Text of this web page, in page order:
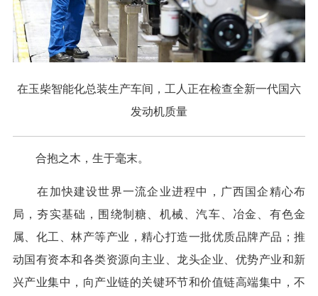
在玉柴智能化总装生产车间，工人正在检查全新一代国六
发动机质量
合抱之木，生于毫末。
在加快建设世界一流企业进程中，广西国企精心布
局，夯实基础，围绕制糖、机械、汽车、冶金、有色金
属、化工、林产等产业，精心打造一批优质品牌产品；推
动国有资本和各类资源向主业、龙头企业、优势产业和新
兴产业集中，向产业链的关键环节和价值链高端集中，不